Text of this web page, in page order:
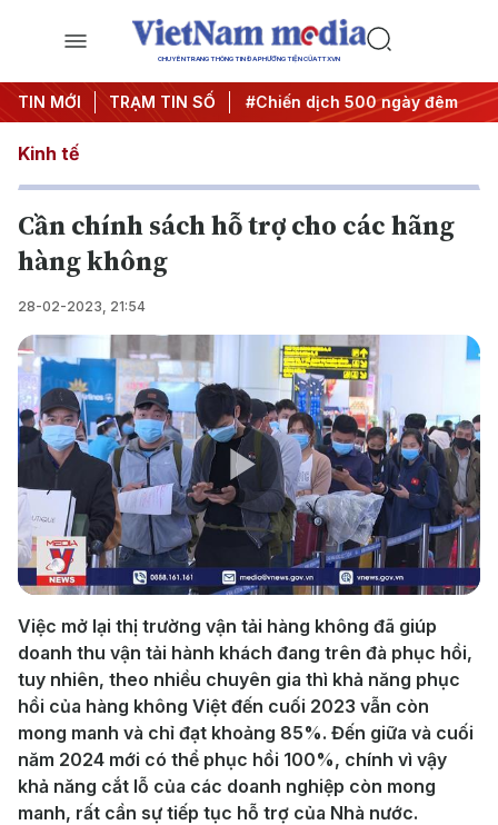
CHUYÊN TRANG THÔNG TIN ĐA PHƯƠNG TIỆN CỦA TTXVN
TIN MỚI TRẠM TIN SỐ
quyết thành hành động #Chiến dịch 500 ngày đêm
Kinh tế
Cần chính sách hỗ trợ cho các hãng
hàng không
28-02-2023, 21:54
Play
Video
Việc mở lại thị trường vận tải hàng không đã giúp
doanh thu vận tải hành khách đang trên đà phục hồi,
tuy nhiên, theo nhiều chuyên gia thì khả năng phục
hồi của hàng không Việt đến cuối 2023 vẫn còn
mong manh và chỉ đạt khoảng 85%. Đến giữa và cuối
năm 2024 mới có thể phục hồi 100%, chính vì vậy
khả năng cắt lỗ của các doanh nghiệp còn mong
manh, rất cần sự tiếp tục hỗ trợ của Nhà nước.